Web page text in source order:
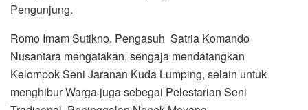
Pengunjung.
Romo Imam Sutikno, Pengasuh Satria Komando
Nusantara mengatakan, sengaja mendatangkan
Kelompok Seni Jaranan Kuda Lumping, selain untuk
menghibur Warga juga sebegai Pelestarian Seni